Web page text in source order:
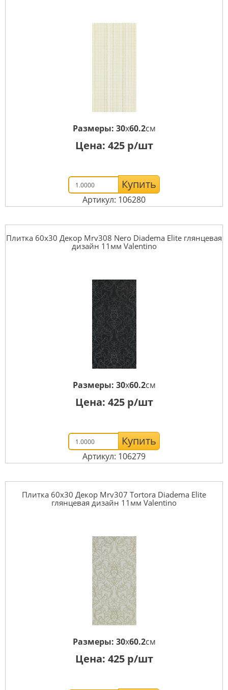
Размеры: 30x60.2см
Цена: 425р/шт
Купить
Артикул: 106280
Плитка 60x30 Декор Mrv308 Nero Diadema Elite глянцевая
дизайн 11мм Valentino
Размеры: 30x60.2см
Цена: 425р/шт
Купить
Артикул: 106279
Плитка 60x30 Декор Mrv307 Tortora Diadema Elite
глянцевая дизайн 11мм Valentino
Размеры: 30x60.2см
Цена: 425р/шт